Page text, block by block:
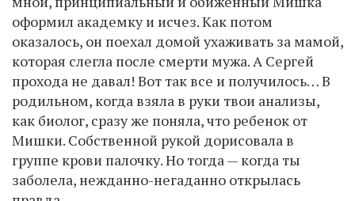
оформил академку и исчез. Как потом
оказалось, он поехал домой ухаживать за мамой,
которая слегла после смерти мужа. А Сергей
прохода не давал! Вот так все и получилось… В
родильном, когда взяла в руки твои анализы,
как биолог, сразу же поняла, что ребенок от
Мишки. Собственной рукой дорисовала в
группе крови палочку. Но тогда — когда ты
заболела, нежданно-негаданно открылась